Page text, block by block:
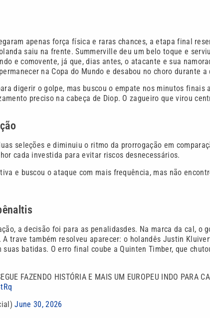
apenas força física e raras chances, a etapa final
saiu na frente. Summerville deu um belo toque e
e comovente, já que, dias antes, o atacante e sua
na Copa do Mundo e desabou no choro durante a
digerir o golpe, mas buscou o empate nos minutos finais
preciso na cabeça de Diop. O zagueiro que virou
seleções e diminuiu o ritmo da prorrogação em
cada investida para evitar riscos desnecessários.
e buscou o ataque com mais frequência, mas não
a decisão foi para as penalidasdes. Na marca da cal, o
trave também resolveu aparecer: o holandês Justin
batidas. O erro final coube a Quinten Timber, que
SEGUE FAZENDO HISTÓRIA E MAIS UM EUROPEU INDO
June 30, 2026